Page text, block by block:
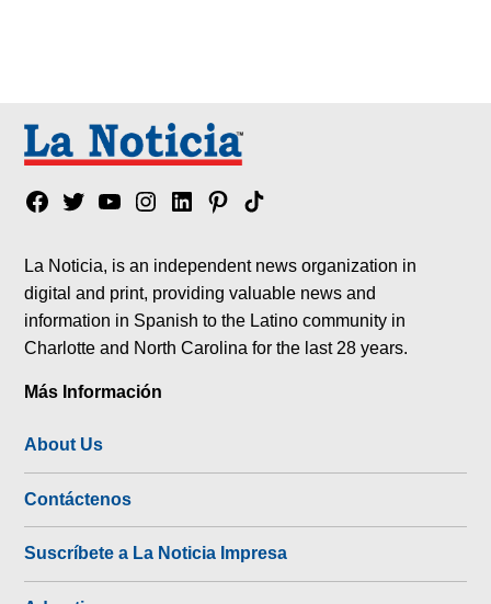
Facebook
TwitterYouTubeInstagram
LinkedinPinterest
Tik
La Noticia, is an independent news organization in
digital and print, providing valuable news and
information in Spanish to the Latino community in
Charlotte and North Carolina for the last 28 years.
Más Información
About Us
Contáctenos
Suscríbete a La Noticia Impresa